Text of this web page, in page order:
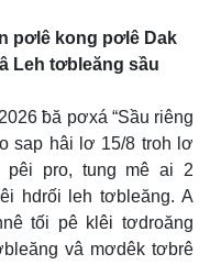
pơlê kong pơlê Dak
Leh tơbleăng sầu
ƀă pơxá “Sầu riêng
sap hâi lơ 15/8 troh lơ
pêi pro, tung mê ai 2
hdrối leh tơbleăng. A
tối pê klêi tơdroăng
vâ mơdêk tơbrê